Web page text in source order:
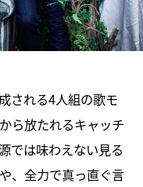
される4人組の歌モ
ら放たれるキャッチ
では味わえない見る
、全力で真っ直ぐ言